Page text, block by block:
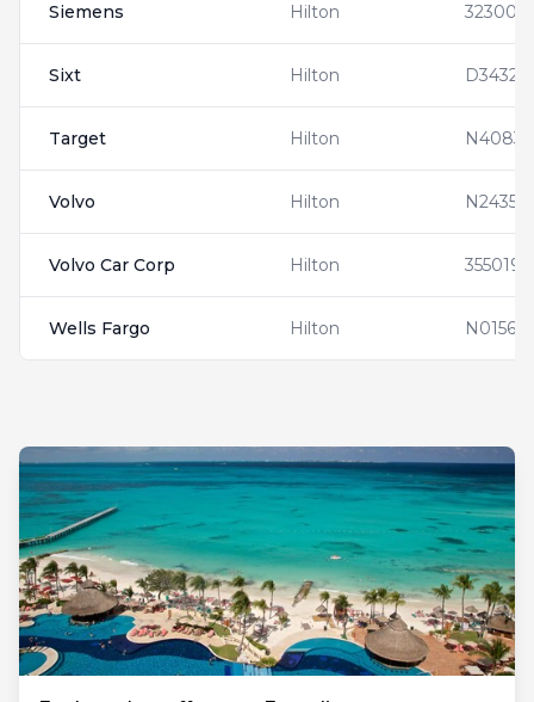
Siemens Hilton
Sixt Hilton
Target Hilton
Volvo Hilton
Volvo Car Corp Hilton
Wells Fargo Hilton